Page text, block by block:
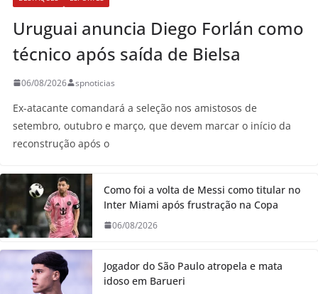
Uruguai anuncia Diego Forlán como
técnico após saída de Bielsa
06/08/2026 spnoticias
Ex-atacante comandará a seleção nos amistosos de
setembro, outubro e março, que devem marcar o início da
reconstrução após o
Como foi a volta de Messi como titular no
Inter Miami após frustração na Copa
06/08/2026
Jogador do São Paulo atropela e mata
idoso em Barueri